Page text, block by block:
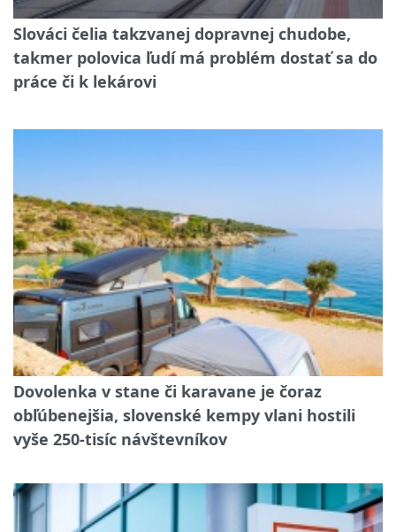
Slováci čelia takzvanej dopravnej chudobe,
takmer polovica ľudí má problém dostať sa do
práce či k lekárovi
Dovolenka v stane či karavane je čoraz
obľúbenejšia, slovenské kempy vlani hostili
vyše 250-tisíc návštevníkov